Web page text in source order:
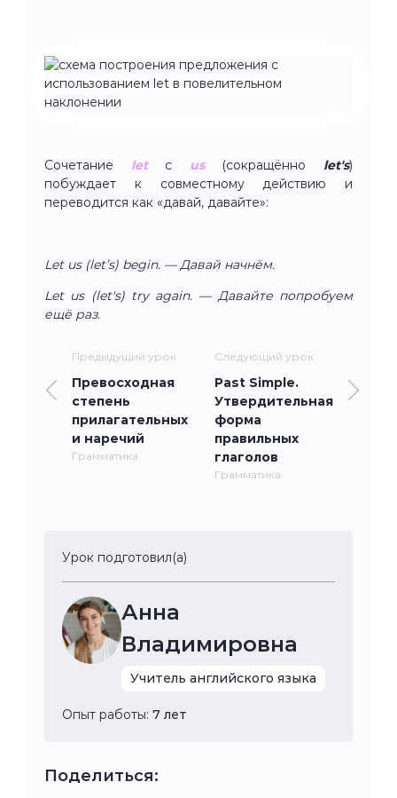
Сочетание letс us(сокращённо let's)
побуждает к совместному действию и
переводится как «давай, давайте»:
Let us (let’s) begin. — Давай начнём.
Let us (let's) try again. — Давайте попробуем
ещё раз.
Предыдущий урок
Превосходная
степень
прилагательных
и наречий
Грамматика
Следующий урок
Past Simple.
Утвердительная
форма
правильных
глаголов
Грамматика
Урок подготовил(а)
Анна
Владимировна
Учитель английского языка
Опыт работы: 7 лет
Поделиться: